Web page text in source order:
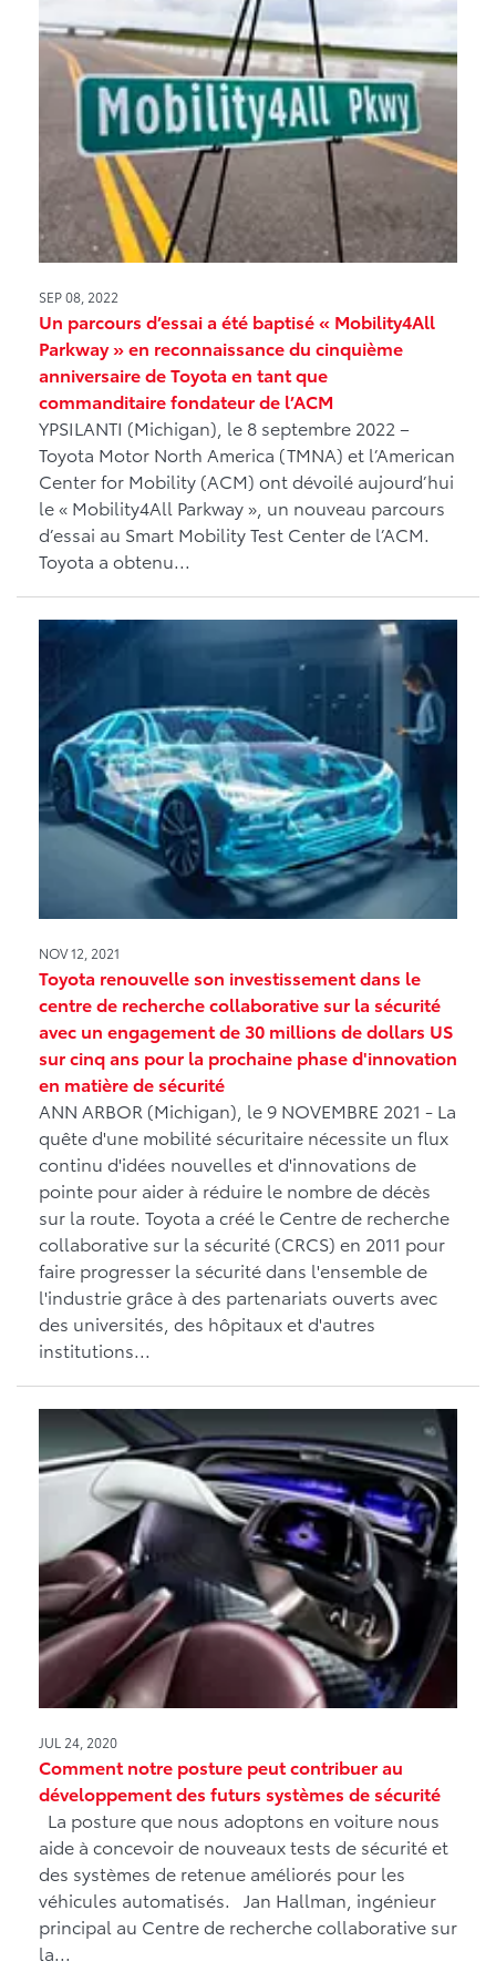
SEP 08, 2022
Un parcours d’essai a été baptisé « Mobility4All
Parkway » en reconnaissance du cinquième
anniversaire de Toyota en tant que
commanditaire fondateur de l’ACM
YPSILANTI (Michigan), le 8 septembre 2022 –
Toyota Motor North America (TMNA) et l’American
Center for Mobility (ACM) ont dévoilé aujourd’hui
le « Mobility4All Parkway », un nouveau parcours
d’essai au Smart Mobility Test Center de l’ACM.
Toyota a obtenu...
NOV 12, 2021
Toyota renouvelle son investissement dans le
centre de recherche collaborative sur la sécurité
avec un engagement de 30 millions de dollars US
sur cinq ans pour la prochaine phase d'innovation
en matière de sécurité
ANN ARBOR (Michigan), le 9 NOVEMBRE 2021 - La
quête d'une mobilité sécuritaire nécessite un flux
continu d'idées nouvelles et d'innovations de
pointe pour aider à réduire le nombre de décès
sur la route. Toyota a créé le Centre de recherche
collaborative sur la sécurité (CRCS) en 2011 pour
faire progresser la sécurité dans l'ensemble de
l'industrie grâce à des partenariats ouverts avec
des universités, des hôpitaux et d'autres
institutions...
JUL 24, 2020
Comment notre posture peut contribuer au
développement des futurs systèmes de sécurité
La posture que nous adoptons en voiture nous
aide à concevoir de nouveaux tests de sécurité et
des systèmes de retenue améliorés pour les
véhicules automatisés. Jan Hallman, ingénieur
principal au Centre de recherche collaborative sur
la...